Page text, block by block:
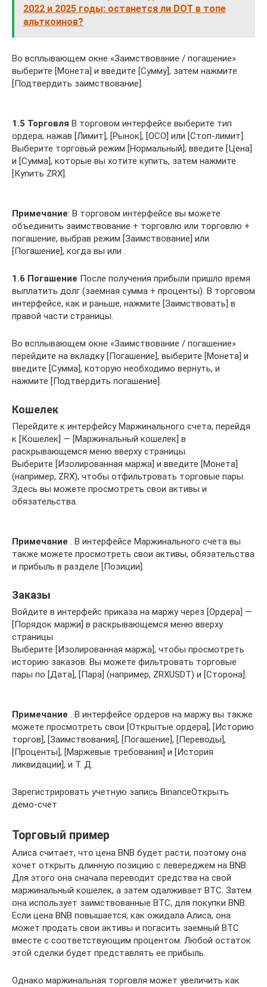
2022 и 2025 годы: останется ли DOT в топе
альткоинов?
Во всплывающем окне «Заимствование / погашение»
выберите [Монета] и введите [Сумму], затем нажмите
[Подтвердить заимствование].
1.5 Торговля В торговом интерфейсе выберите тип
ордера, нажав [Лимит], [Рынок], [ОСО] или [Стоп-лимит].
Выберите торговый режим [Нормальный]; введите [Цена]
и [Сумма], которые вы хотите купить, затем нажмите
[Купить ZRX].
Примечание: В торговом интерфейсе вы можете
объединить заимствование + торговлю или торговлю +
погашение, выбрав режим [Заимствование] или
[Погашение], когда вы или .
1.6 Погашение После получения прибыли пришло время
выплатить долг (заемная сумма + проценты). В торговом
интерфейсе, как и раньше, нажмите [Заимствовать] в
правой части страницы.
Во всплывающем окне «Заимствование / погашение»
перейдите на вкладку [Погашение], выберите [Монета] и
введите [Сумма], которую необходимо вернуть, и
нажмите [Подтвердить погашение].
Кошелек
Перейдите к интерфейсу Маржинального счета, перейдя
к [Кошелек] — [Маржинальный кошелек] в
раскрывающемся меню вверху страницы.
Выберите [Изолированная маржа] и введите [Монета]
(например, ZRX), чтобы отфильтровать торговые пары.
Здесь вы можете просмотреть свои активы и
обязательства.
Примечание . В интерфейсе Маржинального счета вы
также можете просмотреть свои активы, обязательства
и прибыль в разделе [Позиции].
Заказы
Войдите в интерфейс приказа на маржу через [Ордера] —
[Порядок маржи] в раскрывающемся меню вверху
страницы.
Выберите [Изолированная маржа], чтобы просмотреть
историю заказов. Вы можете фильтровать торговые
пары по [Дата], [Пара] (например, ZRXUSDT) и [Сторона].
Примечание . В интерфейсе ордеров на маржу вы также
можете просмотреть свои [Открытые ордера], [Историю
торгов], [Заимствования], [Погашение], [Переводы],
[Проценты], [Маржевые требования] и [История
ликвидации], и Т. Д.
Зарегистрировать учетную запись BinanceОткрыть
демо-счет
Торговый пример
Алиса считает, что цена BNB будет расти, поэтому она
хочет открыть длинную позицию с левереджем на BNB.
Для этого она сначала переводит средства на свой
маржинальный кошелек, а затем одалживает BTC. Затем
она использует заимствованные BTC, для покупки BNB.
Если цена BNB повышается, как ожидала Алиса, она
может продать свои активы и погасить заемный BTC
вместе с соответствующим процентом. Любой остаток
этой сделки будет представлять ее прибыль.
Однако маржинальная торговля может увеличить как